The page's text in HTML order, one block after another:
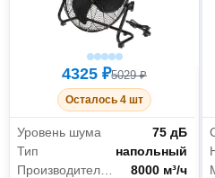
4325 ₽5029 ₽
Осталось 4 шт
Уровень шума
75 дБ
Тип
напольный
8000 м³/ч